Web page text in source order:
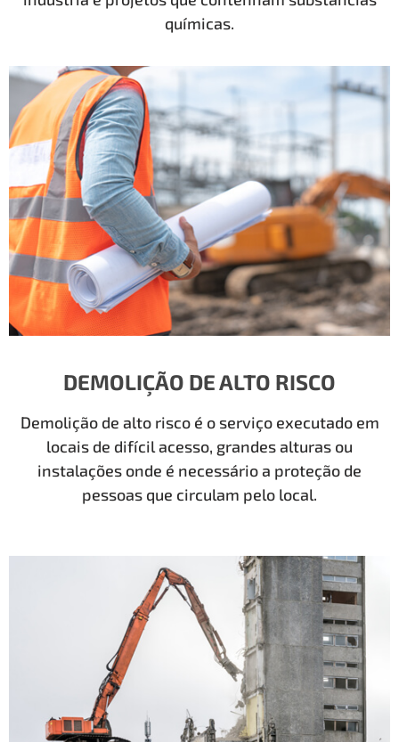
químicas.
DEMOLIÇÃO DE ALTO RISCO
Demolição de alto risco é o serviço executado em
locais de difícil acesso, grandes alturas ou
instalações onde é necessário a proteção de
pessoas que circulam pelo local.